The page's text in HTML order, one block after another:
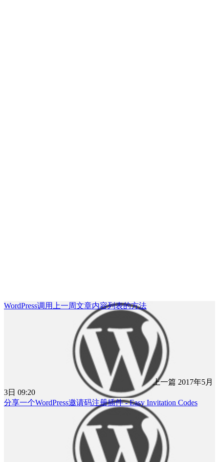
WordPress调用上一周文章内容列表的方法
上一篇 2017年5月
3日 09:20
分享一个WordPress邀请码注册插件 - Easy Invitation Codes